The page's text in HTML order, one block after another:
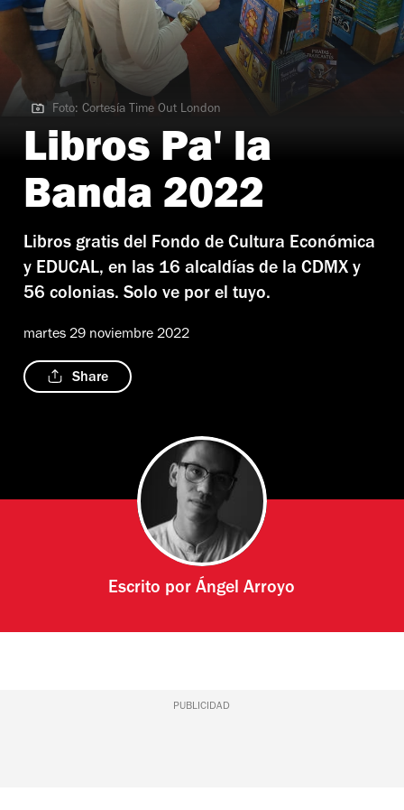
Foto: Cortesía Time Out London
Foto: Cortesía Time Out London
Libros Pa' la
Banda 2022
Libros gratis del Fondo de Cultura Económica
y EDUCAL, en las 16 alcaldías de la CDMX y
56 colonias. Solo ve por el tuyo.
martes 29 noviembre 2022
Share
Escrito porÁngel Arroyo
PUBLICIDAD